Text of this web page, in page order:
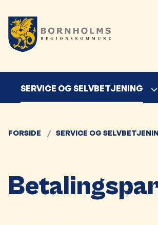
SERVICE OG SELVBETJENING
FORSIDE SERVICE OG